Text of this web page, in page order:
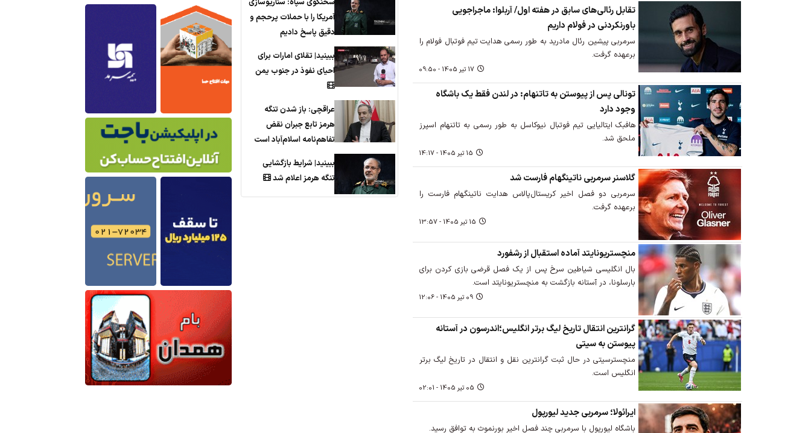
تقابل رئالی‌های سابق در هفته اول/ آربلوا: ماجراجویی
باورنکردنی در فولام داریم
سرمربی پیشین رئال مادرید به طور رسمی هدایت تیم فوتبال فولام را
برعهده گرفت.
17 تير 1405 - 09:50
تونالی پس از پیوستن به تاتنهام: در لندن فقط یک باشگاه
وجود دارد
هافبک ایتالیایی تیم فوتبال نیوکاسل به طور رسمی به تاتنهام اسپرز
ملحق شد.
15 تير 1405 - 14:17
گلاسنر سرمربی ناتینگهام فارست شد
سرمربی دو فصل اخیر کریستال‌پالاس هدایت ناتینگهام فارست را
برعهده گرفت.
15 تير 1405 - 13:57
منچستریونایتد آماده استقبال از رشفورد
بال انگلیسی شیاطین سرخ پس از یک فصل قرضی بازی کردن برای
بارسلونا، در آستانه بازگشت به منچستریونایتد است.
09 تير 1405 - 12:06
گرانترین انتقال تاریخ لیگ برتر انگلیس؛اندرسون در آستانه
پیوستن به سیتی
منچسترسیتی در حال ثبت گرانترین نقل و انتقال در تاریخ لیگ برتر
انگلیس است.
05 تير 1405 - 02:01
ایرائولا؛ سرمربی جدید لیورپول
باشگاه لیورپول با سرمربی چند فصل اخیر بورنموث به توافق رسید.
آمریکا را با حملات پرحجم‌‌ و
دقیق‌ پاسخ دادیم
ببینید| تقلای امارات برای
احیای نفوذ در جنوب یمن
عراقچی: باز شدن تنگه
هرمز تابع جبران نقض
تفاهم‌نامه اسلام‌آباد است
ببینید| شرایط بازگشایی
تنگه هرمز اعلام شد